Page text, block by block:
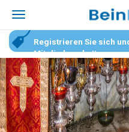
Registrieren Sie sich
Mitgliederrabatte.